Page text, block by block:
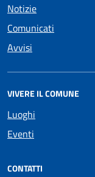
Notizie
Comunicati
Avvisi
VIVERE IL COMUNE
Luoghi
Eventi
CONTATTI